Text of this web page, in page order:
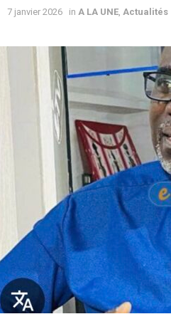
7 janvier 2026 in A LA UNE Actualités